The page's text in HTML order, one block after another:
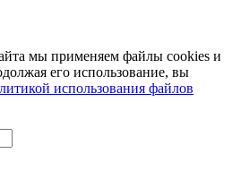
мы применяем файлы cookies и
его использование, вы
использования файлов